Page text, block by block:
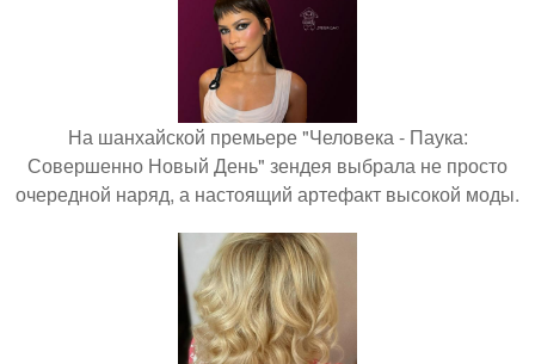
На шанхайской премьере "Человека - Паука:
Совершенно Новый День" зендея выбрала не просто
очередной наряд, а настоящий артефакт высокой моды.